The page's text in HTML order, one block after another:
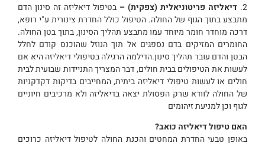
2. דיאליזה פריטוניאלית (צפקית) – בטיפול דיאליזה זה סינון הדם
מתבצע בתוך הגוף של החולה. הטיפול כולל החדרת צינורית ע"י רופא,
דרכה מוחדר חומר מיוחד עמו מתבצע תהליך הסינון, בתוך בטן החולה.
החומרים המזיקים בדם נספגים אל תוך הנוזל שהוכנס קודם לחלל
הבטן והדם עובר תהליך סינון.הדילמה הרגילה בטיפולי דיאליזה היא אם
לעשות את הטיפולים בבית חולים, דבר המצריך התניידות שבועית לבית
חולים או לעשות טיפולי דיאליזה ביתית, המחייבים בדיקות דקדקניות
של החולה לוודא שרק הפסולת יצאה בדיאליזה ולא מרכיבים חיוניים
לגוף וכן למניעת זיהומים
האם טיפול דיאליזה כואב?
באופן טבעי החדרת המחטים והכנת החולה לטיפול דיאליזה כרוכים